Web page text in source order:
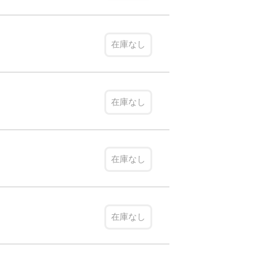
在庫なし
在庫なし
在庫なし
在庫なし